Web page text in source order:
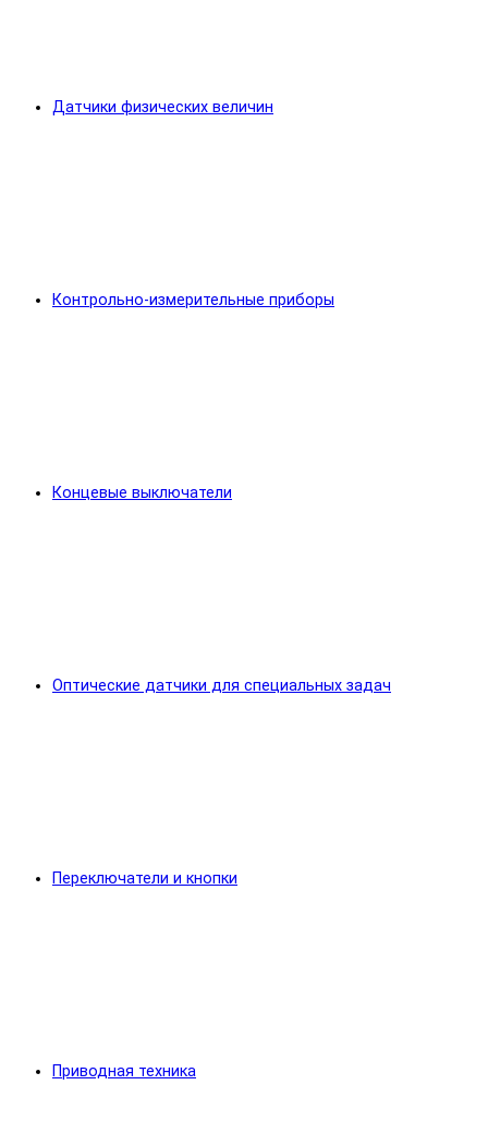
Датчики физических величин
Контрольно-измерительные приборы
Концевые выключатели
Оптические датчики для специальных задач
Переключатели и кнопки
Приводная техника